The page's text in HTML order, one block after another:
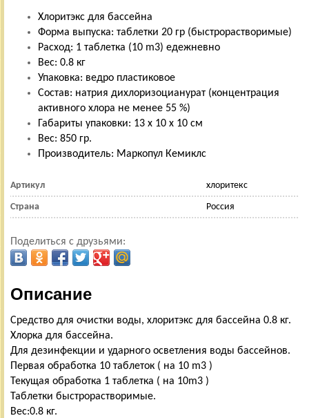
Хлоритэкс для бассейна
Форма выпуска: таблетки 20 гр (быстрорастворимые)
Расход: 1 таблетка (10 m3) едежневно
Вес: 0.8 кг
Упаковка: ведро пластиковое
Состав: натрия дихлоризоцианурат (концентрация
активного хлора не менее 55 %)
Габариты упаковки: 13 х 10 х 10 см
Вес: 850 гр.
Производитель: Маркопул Кемиклс
Артикул хлоритекс
Страна Россия
Поделиться с друзьями:
Описание
Средство для очистки воды, хлоритэкс для бассейна 0.8 кг.
Хлорка для бассейна.
Для дезинфекции и ударного осветления воды бассейнов.
Первая обработка 10 таблеток ( на 10 m3 )
Текущая обработка 1 таблетка ( на 10m3 )
Таблетки быстрорастворимые.
Вес:0.8 кг.